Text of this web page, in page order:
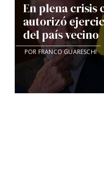
En plena crisis
autorizó
del país vecino
POR FRANCO GUARESCHI